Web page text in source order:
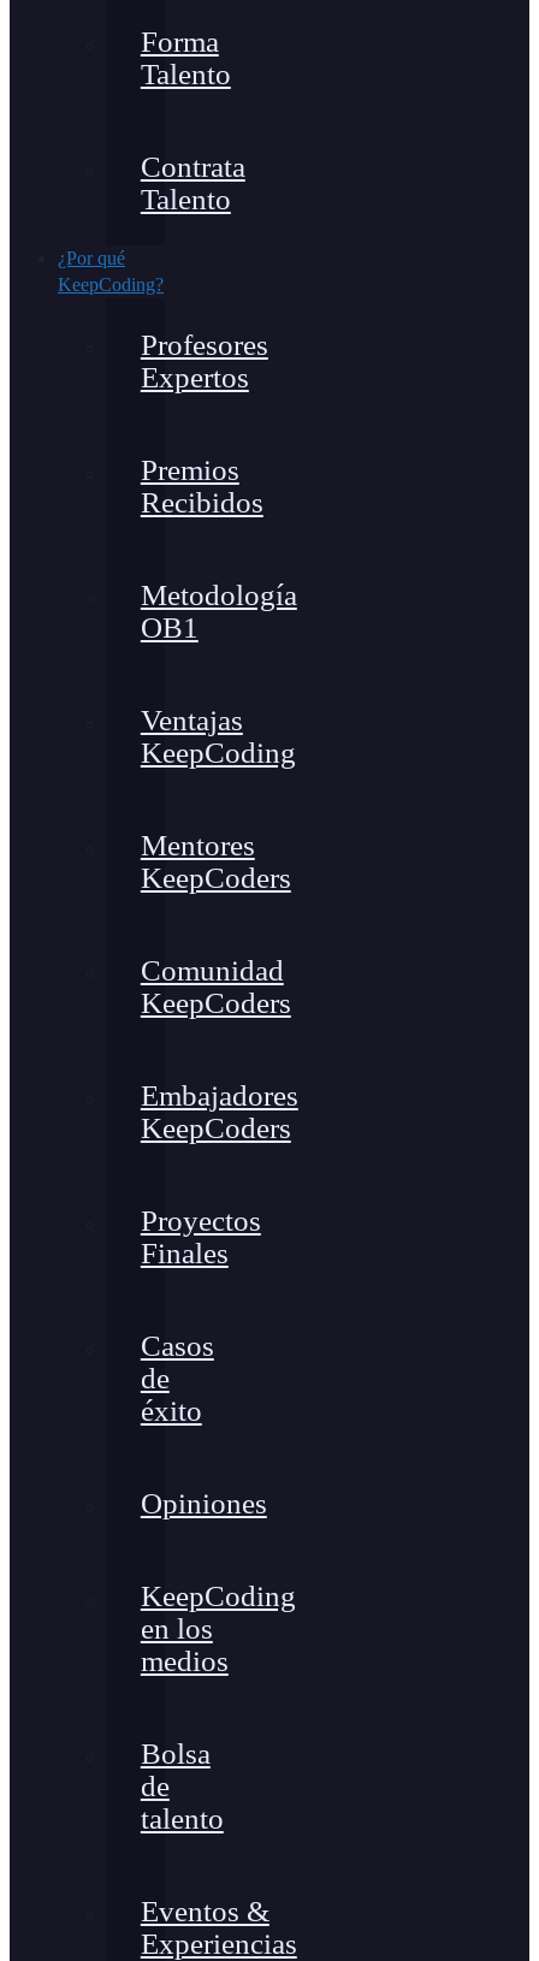
Forma
Talento
Contrata
Talento
¿Por qué
KeepCoding?
Profesores
Expertos
Premios
Recibidos
Metodología
OB1
Ventajas
KeepCoding
Mentores
KeepCoders
Comunidad
KeepCoders
Embajadores
KeepCoders
Proyectos
Finales
Casos
de
éxito
Opiniones
KeepCoding
en los
medios
Bolsa
de
talento
Eventos &
Experiencias